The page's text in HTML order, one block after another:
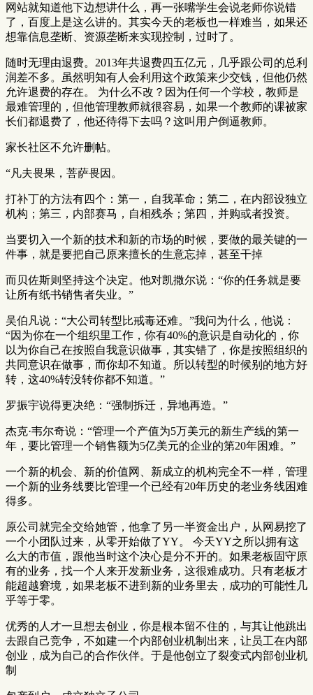
网站就知道他下边想讲什么，再一张嘴学生会说老师你说错
了，百度上是这么讲的。其实今天的老板也一样难当，如果还
想靠信息垄断、资源垄断来实现控制，过时了。
随时无理由退费。2013年共退费四五亿元，几乎跟公司的总利
润差不多。虽然明知有人会利用这个政策来少交钱，但他仍然
允许退费的存在。 为什么不改？因为任何一个学校，教师是
最难管理的，但他管理教师就很容易，如果一个教师的课被家
长们都退费了，他还待得下去吗？这叫用户倒逼教师。
家长社区不允许删帖。
“凡夫畏果，菩萨畏因。
打补丁的方法有四个：第一，自我革命；第二，在内部设独立
机构；第三，内部赛马，自相残杀；第四，并购或者投资。
当要切入一个新的技术和新的市场的时候，要做的最关键的一
件事，就是要把自己原来擅长的生意忘掉，甚至干掉
而贝佐斯则坚持这个决定。他对凯撒尔说：“你的任务就是要
让所有纸书销售者失业。”
吴伯凡说：“大公司转型比戒毒还难。”我问为什么，他说：
“因为你在一个组织里工作，你有40%的意识是自动化的，你
以为你自己在按照自我意识做事，其实错了，你是按照组织的
共同意识在做事，而你却不知道。所以转型的时候别的地方好
转，这40%转没转你都不知道。”
罗振宇说得更决绝：“强制拆迁，异地再造。”
杰克·韦尔奇说：“管理一个产值为5万美元的新生产线的第一
年，要比管理一个销售额为5亿美元的企业的第20年困难。”
一个新的机会、新的价值网、新成立的机构完全不一样，管理
一个新的业务线要比管理一个已经有20年历史的老业务线困难
得多。
原公司就完全交给她管，他拿了另一半资金出户，从网易挖了
一个小团队过来，从零开始做了YY。 今天YY之所以拥有这
么大的市值，跟他当时这个决心是分不开的。如果老板固守原
有的业务，找一个人来开发新业务，这很难成功。只有老板才
能超越窘境，如果老板不进到新的业务里去，成功的可能性几
乎等于零。
优秀的人才一旦想去创业，你是根本留不住的，与其让他跳出
去跟自己竞争，不如建一个内部创业机制出来，让员工在内部
创业，成为自己的合作伙伴。于是他创立了裂变式内部创业机
制